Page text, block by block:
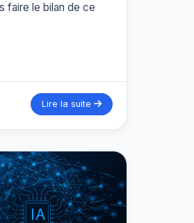
faire le bilan de ce
Lire la suite